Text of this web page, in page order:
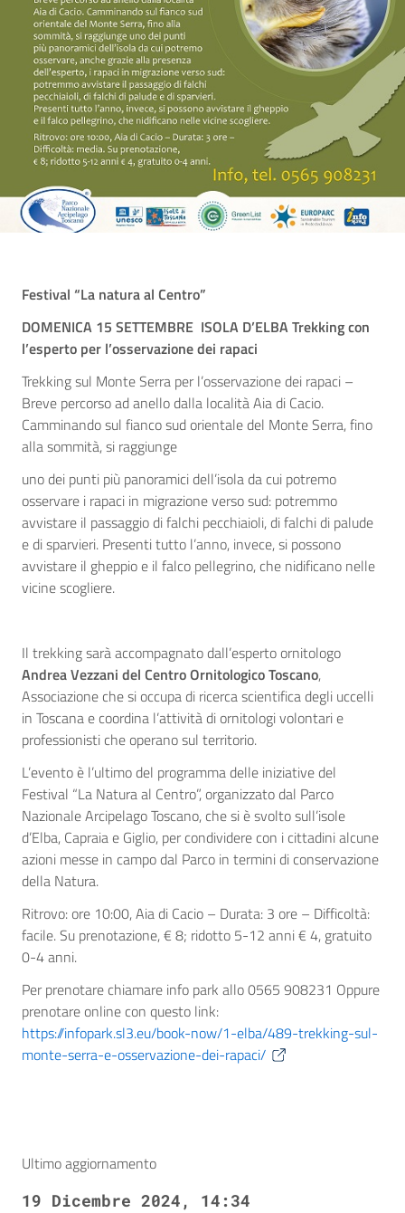
Festival “La natura al Centro”
DOMENICA 15 SETTEMBRE ISOLA D’ELBATrekking con
l’esperto per l’osservazione dei rapaci
Trekking sul Monte Serra per l’osservazione dei rapaci –
Breve percorso ad anello dalla località Aia di Cacio.
Camminando sul fianco sud orientale del Monte Serra, fino
alla sommità, si raggiunge
uno dei punti più panoramici dell’isola da cui potremo
osservare i rapaci in migrazione verso sud: potremmo
avvistare il passaggio di falchi pecchiaioli, di falchi di palude
e di sparvieri. Presenti tutto l’anno, invece, si possono
avvistare il gheppio e il falco pellegrino, che nidificano nelle
vicine scogliere.
Il trekking sarà accompagnato dall’esperto ornitologo
Andrea Vezzani del Centro Ornitologico Toscano,
Associazione che si occupa di ricerca scientifica degli uccelli
in Toscana e coordina l’attività di ornitologi volontari e
professionisti che operano sul territorio.
L’evento è l’ultimo del programma delle iniziative del
Festival “La Natura al Centro”, organizzato dal Parco
Nazionale Arcipelago Toscano, che si è svolto sull’isole
d’Elba, Capraia e Giglio, per condividere con i cittadini alcune
azioni messe in campo dal Parco in termini di conservazione
della Natura.
Ritrovo: ore 10:00, Aia di Cacio – Durata: 3 ore – Difficoltà:
facile. Su prenotazione, € 8; ridotto 5-12 anni € 4, gratuito
0-4 anni.
Per prenotare chiamare info park allo 0565 908231 Oppure
prenotare online con questo link:
https://infopark.sl3.eu/book-now/1-elba/489-trekking-sul-
monte-serra-e-osservazione-dei-rapaci/
Ultimo aggiornamento
19 Dicembre 2024, 14:34